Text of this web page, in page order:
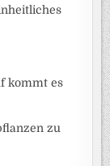
kommt es
zu